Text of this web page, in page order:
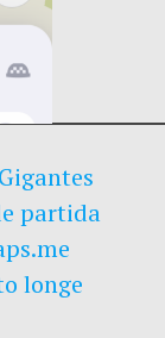
partida
longe